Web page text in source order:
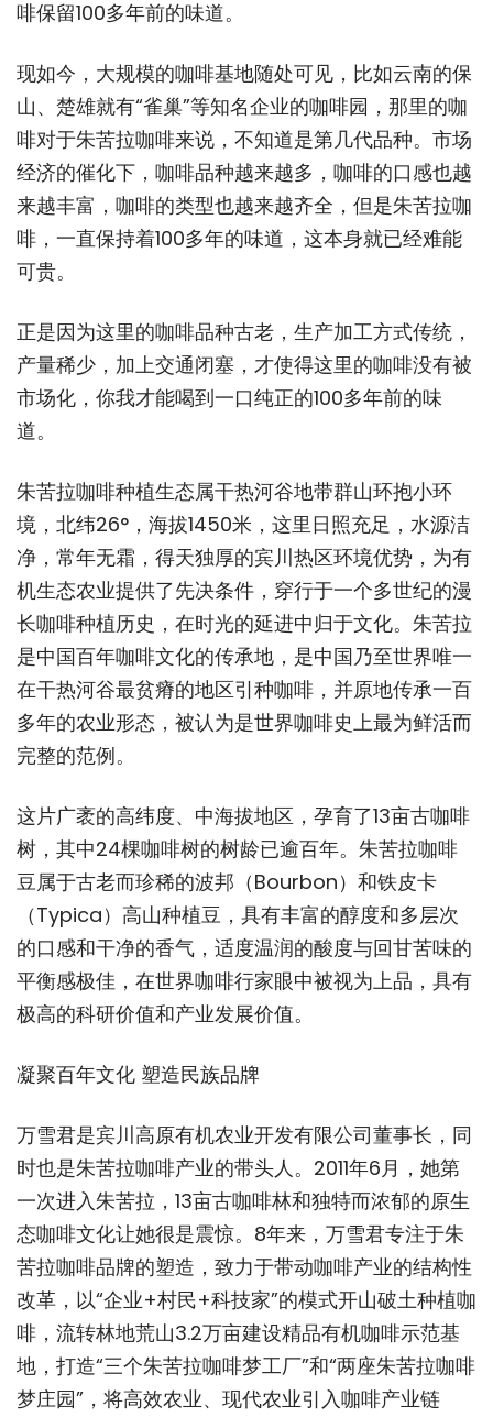
啡保留100多年前的味道。
现如今，大规模的咖啡基地随处可见，比如云南的保
山、楚雄就有“雀巢”等知名企业的咖啡园，那里的咖
啡对于朱苦拉咖啡来说，不知道是第几代品种。市场
经济的催化下，咖啡品种越来越多，咖啡的口感也越
来越丰富，咖啡的类型也越来越齐全，但是朱苦拉咖
啡，一直保持着100多年的味道，这本身就已经难能
可贵。
正是因为这里的咖啡品种古老，生产加工方式传统，
产量稀少，加上交通闭塞，才使得这里的咖啡没有被
市场化，你我才能喝到一口纯正的100多年前的味
道。
朱苦拉咖啡种植生态属干热河谷地带群山环抱小环
境，北纬26°，海拔1450米，这里日照充足，水源洁
净，常年无霜，得天独厚的宾川热区环境优势，为有
机生态农业提供了先决条件，穿行于一个多世纪的漫
长咖啡种植历史，在时光的延进中归于文化。朱苦拉
是中国百年咖啡文化的传承地，是中国乃至世界唯一
在干热河谷最贫瘠的地区引种咖啡，并原地传承一百
多年的农业形态，被认为是世界咖啡史上最为鲜活而
完整的范例。
这片广袤的高纬度、中海拔地区，孕育了13亩古咖啡
树，其中24棵咖啡树的树龄已逾百年。朱苦拉咖啡
豆属于古老而珍稀的波邦（Bourbon）和铁皮卡
（Typica）高山种植豆，具有丰富的醇度和多层次
的口感和干净的香气，适度温润的酸度与回甘苦味的
平衡感极佳，在世界咖啡行家眼中被视为上品，具有
极高的科研价值和产业发展价值。
凝聚百年文化 塑造民族品牌
万雪君是宾川高原有机农业开发有限公司董事长，同
时也是朱苦拉咖啡产业的带头人。2011年6月，她第
一次进入朱苦拉，13亩古咖啡林和独特而浓郁的原生
态咖啡文化让她很是震惊。8年来，万雪君专注于朱
苦拉咖啡品牌的塑造，致力于带动咖啡产业的结构性
改革，以“企业+村民+科技家”的模式开山破土种植咖
啡，流转林地荒山3.2万亩建设精品有机咖啡示范基
地，打造“三个朱苦拉咖啡梦工厂”和“两座朱苦拉咖啡
梦庄园”，将高效农业、现代农业引入咖啡产业链